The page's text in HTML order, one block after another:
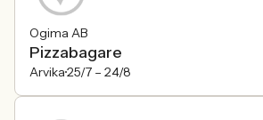
Ogima AB
Pizzabagare
Arvika25/7 – 24/8